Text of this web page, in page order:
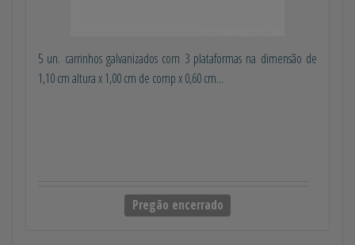
5 un. carrinhos galvanizados com 3 plataformas na dimensão de
1,10 cm altura x 1,00 cm de comp x 0,60 cm...
Pregão encerrado